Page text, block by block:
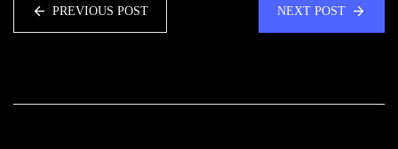
PREVIOUS POST NEXT POST